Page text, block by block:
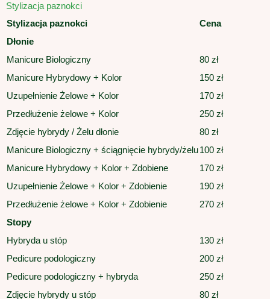
Stylizacja paznokci
Stylizacja paznokci
Cena
Dłonie
Manicure Biologiczny
80 zł
Manicure Hybrydowy + Kolor
150 zł
Uzupełnienie Żelowe + Kolor
170 zł
Przedłużenie żelowe + Kolor
250 zł
Zdjęcie hybrydy / Żelu dłonie
80 zł
Manicure Biologiczny + ściągnięcie hybrydy/żelu100 zł
Manicure Hybrydowy + Kolor + Zdobiene
170 zł
Uzupełnienie Żelowe + Kolor + Zdobienie
190 zł
Przedłużenie żelowe + Kolor + Zdobienie
270 zł
Stopy
Hybryda u stóp
130 zł
Pedicure podologiczny
200 zł
Pedicure podologiczny + hybryda
250 zł
Zdjęcie hybrydy u stóp
80 zł